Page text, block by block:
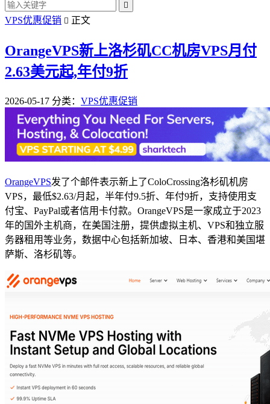

VPS优惠促销  正文
OrangeVPS新上洛杉矶CC机房VPS月付
2.63美元起,年付9折
2026-05-17 分类： VPS优惠促销
OrangeVPS发了个邮件表示新上了ColoCrossing洛杉矶机房
VPS，最低$2.63/月起，半年付9.5折、年付9折，支持使用支
付宝、PayPal或者信用卡付款。OrangeVPS是一家成立于2023
年的国外主机商，在美国注册，提供虚拟主机、VPS和独立服
务器租用等业务，数据中心包括新加坡、日本、香港和美国堪
萨斯、洛杉矶等。